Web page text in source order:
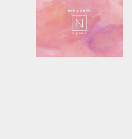
N organic×川崎鷹也
さんコラボMOVIE